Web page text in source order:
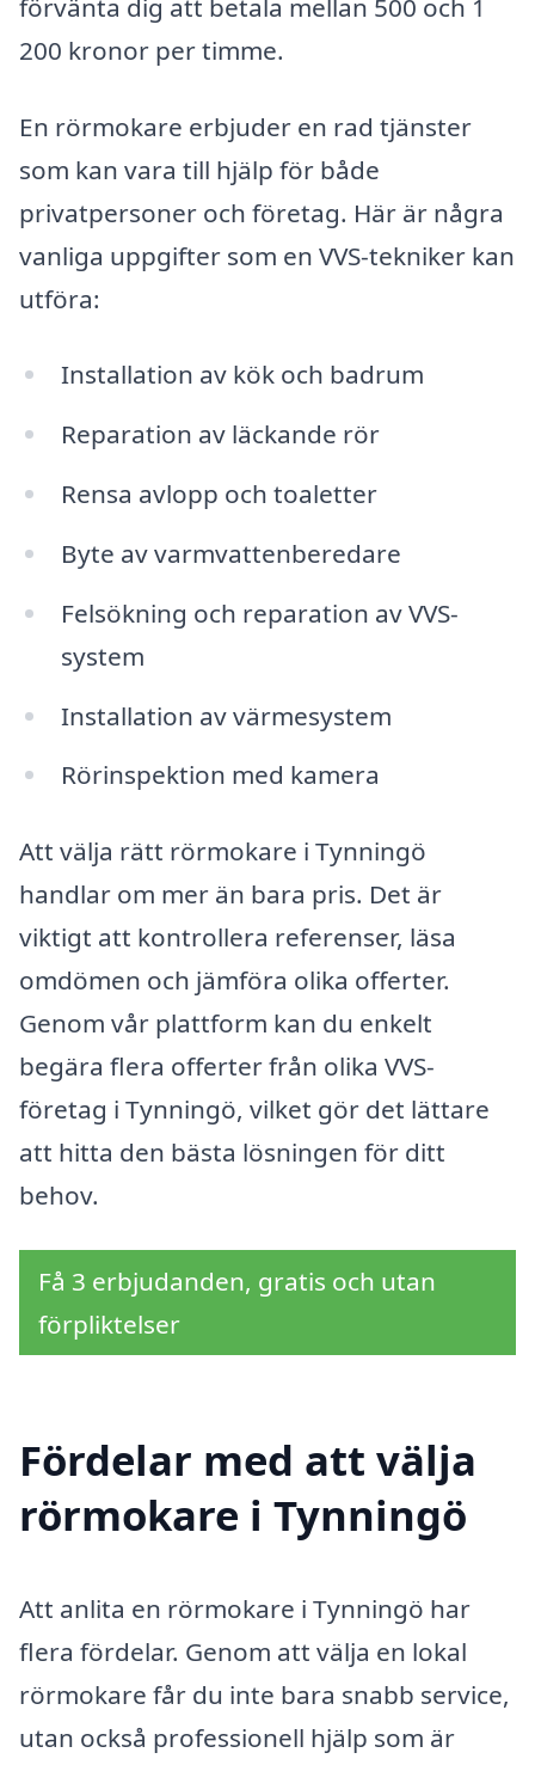
förvänta dig att betala mellan 500 och 1
200 kronor per timme.
En rörmokare erbjuder en rad tjänster
som kan vara till hjälp för både
privatpersoner och företag. Här är några
vanliga uppgifter som en VVS-tekniker kan
utföra:
Installation av kök och badrum
Reparation av läckande rör
Rensa avlopp och toaletter
Byte av varmvattenberedare
Felsökning och reparation av VVS-
system
Installation av värmesystem
Rörinspektion med kamera
Att välja rätt rörmokare i Tynningö
handlar om mer än bara pris. Det är
viktigt att kontrollera referenser, läsa
omdömen och jämföra olika offerter.
Genom vår plattform kan du enkelt
begära flera offerter från olika VVS-
företag i Tynningö, vilket gör det lättare
att hitta den bästa lösningen för ditt
behov.
Få 3 erbjudanden, gratis och utan
förpliktelser
Fördelar med att välja
rörmokare i Tynningö
Att anlita en rörmokare i Tynningö har
flera fördelar. Genom att välja en lokal
rörmokare får du inte bara snabb service,
utan också professionell hjälp som är